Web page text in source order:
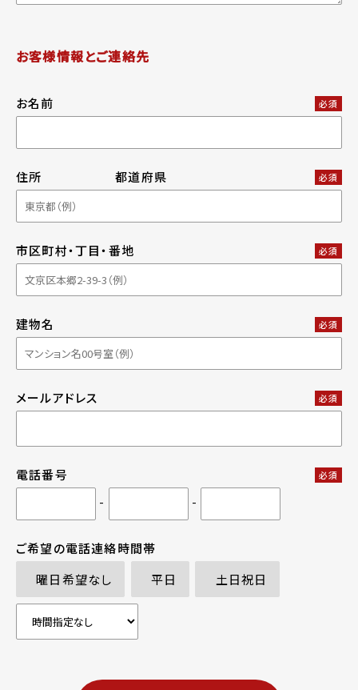
お客様情報とご連絡先
お名前 必須
住所 都道府県 必須
市区町村・丁目・番地 必須
建物名 必須
メールアドレス 必須
電話番号 必須
- -
ご希望の電話連絡時間帯
曜日希望なし
平日 土日祝日